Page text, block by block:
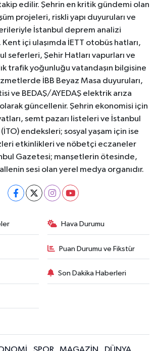
edilir. Şehrin en kritik gündemi olan
projeleri, riskli yapı duyuruları ve
İstanbul deprem analizi
içi ulaşımda İETT otobüs hatları,
seferleri, Şehir Hatları vapurları ve
trafik yoğunluğu vatandaşın bilgisine
İBB Beyaz Masa duyuruları,
ve BEDAŞ/AYEDAŞ elektrik arıza
güncellenir. Şehrin ekonomisi için
semt pazarı listeleri ve İstanbul
endeksleri; sosyal yaşam için ise
etkinlikleri ve nöbetçi eczaneler
Gazetesi; manşetlerin ötesinde,
sesi olan yerel medya organıdır.
Hava Durumu
Puan Durumu ve Fikstür
Son Dakika Haberleri